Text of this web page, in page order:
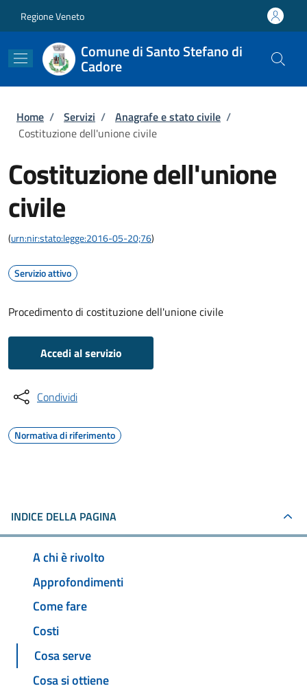
Regione Veneto
Comune di Santo Stefano di
Cadore
Briciole di pane
Home / Servizi / Anagrafe e stato civile /
Costituzione dell'unione civile
Costituzione dell'unione
civile
(urn:nir:stato:legge:2016-05-20;76)
Servizio attivo
Procedimento di costituzione dell'unione civile
Accedi al servizio
Condividi
Normativa di riferimento
INDICE DELLA PAGINA
A chi è rivolto
Approfondimenti
Come fare
Costi
Cosa serve
Cosa si ottiene